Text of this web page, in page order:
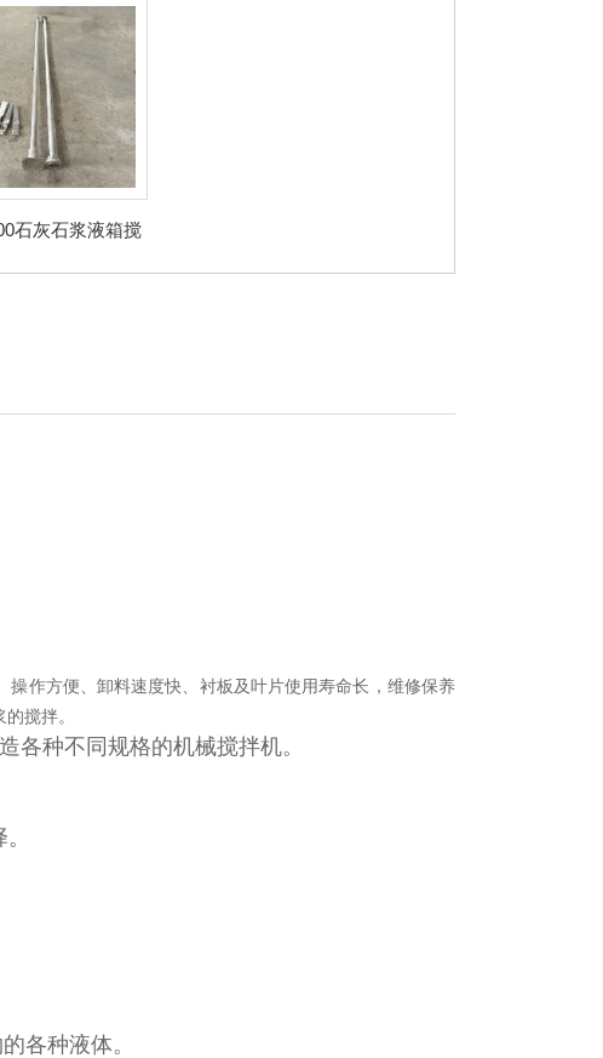
石灰石浆液箱搅
作方便、卸料速度快、衬板及叶片使用寿命长，维修保养
搅拌。
种不同规格的机械搅拌机。
各种液体。